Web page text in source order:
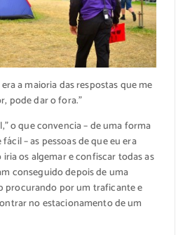
a maioria das respostas que me
pode dar o fora.”
o que convencia – de uma forma
– as pessoas de que eu era
os algemar e confiscar todas as
conseguido depois de uma
procurando por um traficante e
no estacionamento de um